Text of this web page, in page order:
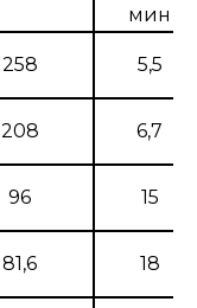
мин
258 5,5
208 6,7
96 15
81,6 18